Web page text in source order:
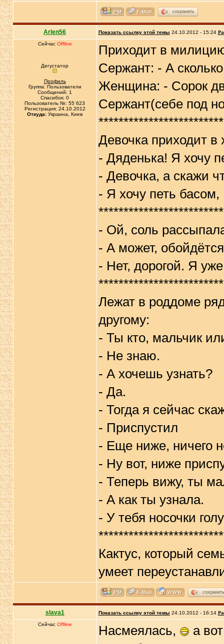
сохранить
Arlen56 Показать ссылку этой темы 24.10.2012 - 15:24
Сейчас Offline
Дегустатор
Профиль
Группа: Пользователи
Сообщений: 1
Спасибок: 0
Пользователь №: 55 623
Регистрация: 24.10.2012
Откуда: Украина, Киев
Приходит в
Сержант: - А
Женщина: - Сорок
Сержант(себе под
*************************
Девочка приходит в
- Дяденька! Я хочу
- Девочка, а скажи
- Я хочу петь басом,
*************************
- Ой, соль
- А может,
- Нет, дорогой. Я
*************************
Лежат в роддоме
другому:
- Ты кто, мальчик
- Не знаю.
- А хочешь узнать?
- Да.
- Тогда я сейчас
- Приспустил
- Еще ниже, ничего
- Ну вот, ниже
- Теперь вижу, ты
- А как ты узнала.
- У тебя носочки
*************************
Кактус, который
умеет
сохранить
slava1 Показать ссылку этой темы 24.10.2012 - 16:14
Сейчас Offline Насмеялась,
а